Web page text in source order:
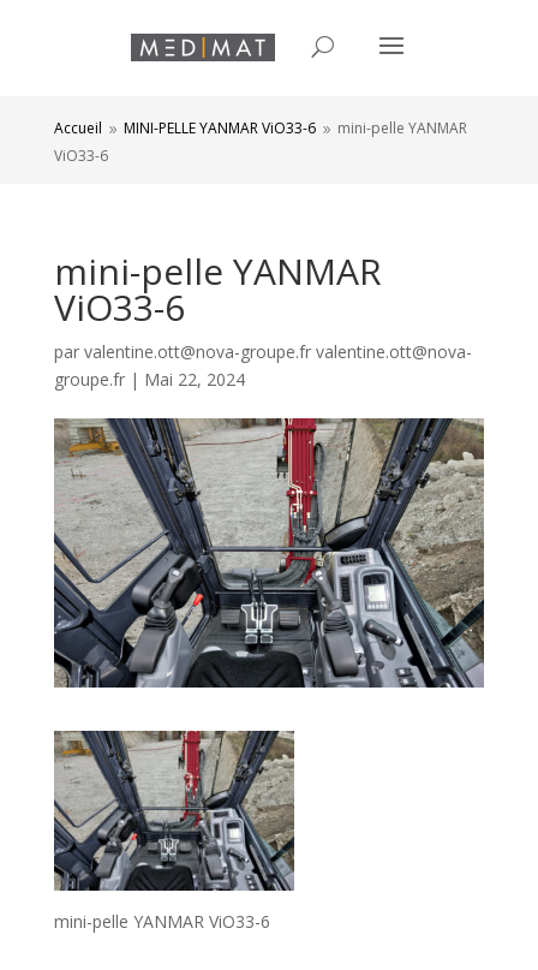
Accueil 9 MINI-PELLE YANMAR ViO33-6 9 mini-pelle YANMAR
ViO33-6
mini-pelle YANMAR
ViO33-6
par valentine.ott@nova-groupe.fr valentine.ott@nova-
groupe.fr| Mai 22, 2024
mini-pelle YANMAR ViO33-6